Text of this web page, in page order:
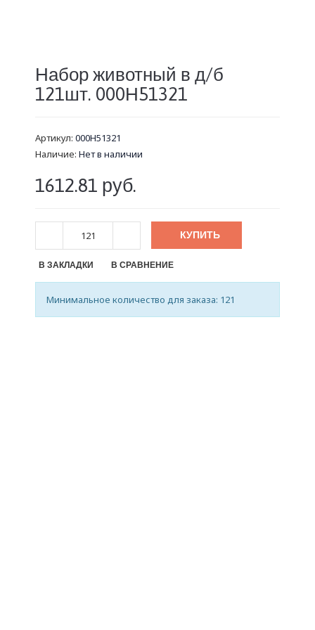
Набор животный в д/б
121шт. 000Н51321
Артикул: 000Н51321
Наличие: Нет в наличии
1612.81 руб.
КУПИТЬ
В ЗАКЛАДКИ В СРАВНЕНИЕ
Минимальное количество для заказа: 121